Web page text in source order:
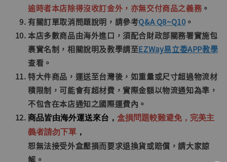
逾時者本店除得沒收訂金外，亦無交付商品之義務 。
有關訂單取消問題說明，請參考Q&A Q8~Q10 。
本店多數商品由海外進口，須配合財政部關務署實施包
裹實名制，相關說明及教學請至EZWay易立委APP教學
查看。
特大件商品，運送至台灣後，如重量或尺寸超過物流材
積限制，可能會有超材費，實際金額以物流通知為準，
不包含在本店通知之國際運費內。
商品皆由海外運送來台， 盒損問題較難避免， 完美主
義者請勿下單 ，
恕無法接受外盒壓損而要求退換貨或賠償，請大家諒
解。